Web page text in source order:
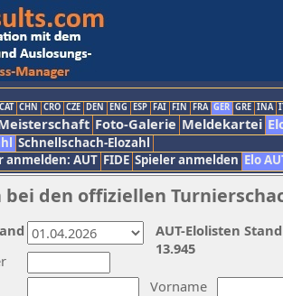
CAT CHN CRO CZE DEN ENG ESP FAI FIN FRA GER GRE INA
Foto-Galerie Meldekartei
Schnellschach-Elozahl
anmelden: AUT FIDE Spieler anmelden Elo
den offiziellen
Vorname
AUT-Elolisten
13.945